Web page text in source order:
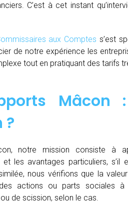
C’est à cet instant
aux Comptes s’est
de notre expérience les
tout en pratiquant des tarifs
Mâcon
?
notre mission consiste à
les avantages particuliers, s’il
nous vérifions que la
actions ou parts sociales à
de scission, selon le cas.